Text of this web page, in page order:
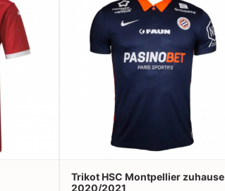
Trikot HSC Montpellier zuhause
2020/2021